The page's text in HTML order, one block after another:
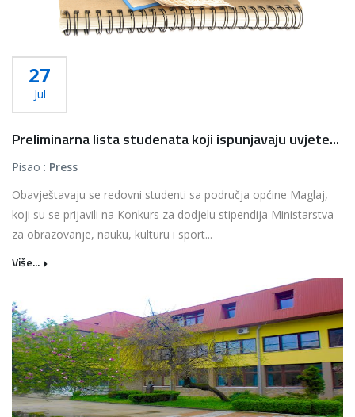
27
Jul
Preliminarna lista studenata koji ispunjavaju uvjete...
Pisao : Press
Obavještavaju se redovni studenti sa područja općine Maglaj,
koji su se prijavili na Konkurs za dodjelu stipendija Ministarstva
za obrazovanje, nauku, kulturu i sport...
Više...